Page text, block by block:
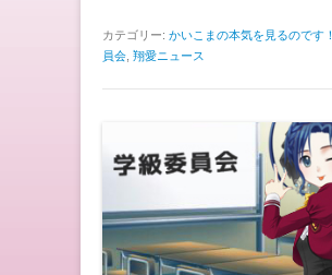
カテゴリー: かいこまの本気を見るのです！
員会 翔愛ニュース